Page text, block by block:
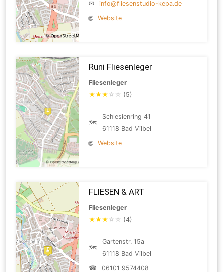
✉
info@fliesenstudio-kepa.de
🌐
Website
Runi Fliesenleger
Fliesenleger
★★★ ☆ ☆ (5)
🗺
Schlesienring 41
61118 Bad Vilbel
🌐
Website
FLIESEN & ART
Fliesenleger
★★★ ☆ ☆ (4)
🗺
Gartenstr. 15a
61118 Bad Vilbel
☎
06101 9574408